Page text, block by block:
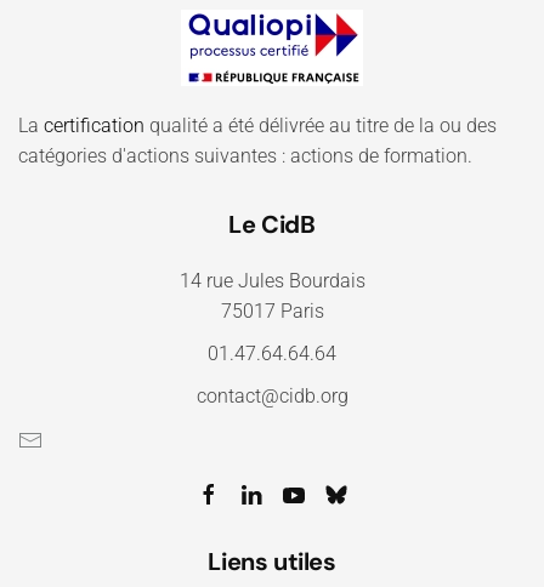
La certification qualité a été délivrée au titre de la ou des
catégories d'actions suivantes : actions de formation.
Le CidB
14 rue Jules Bourdais
75017 Paris
01.47.64.64.64
contact@cidb.org
Liens utiles